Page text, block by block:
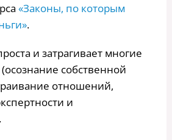
«Законы, по которым
.
и затрагивает многие
собственной
отношений,
и